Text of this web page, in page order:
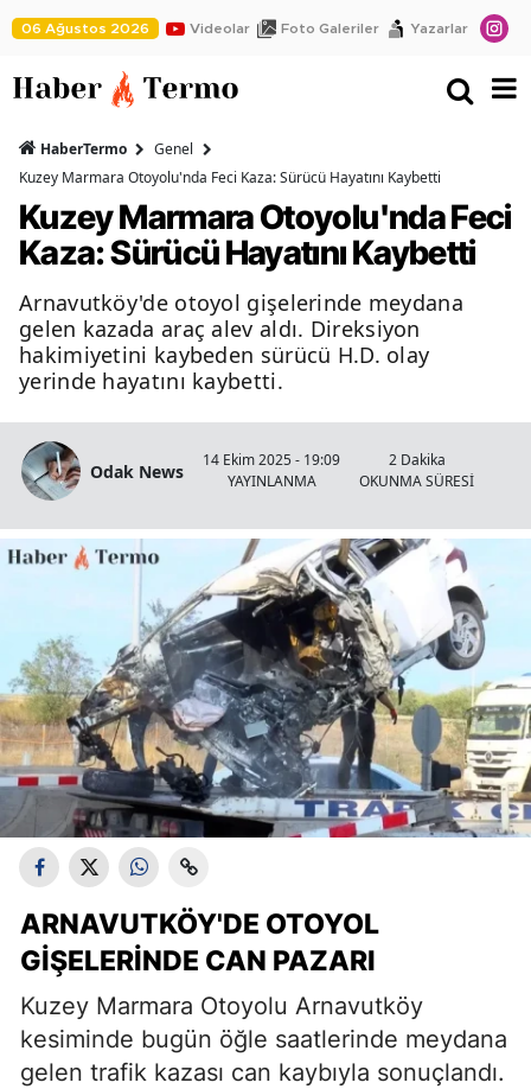
06 Ağustos 2026 Videolar Foto Galeriler Yazarlar
HaberTermo
Genel
Kuzey Marmara Otoyolu'nda Feci Kaza: Sürücü Hayatını Kaybetti
Kuzey Marmara Otoyolu'nda Feci
Kaza: Sürücü Hayatını Kaybetti
Arnavutköy'de otoyol gişelerinde meydana
gelen kazada araç alev aldı. Direksiyon
hakimiyetini kaybeden sürücü H.D. olay
yerinde hayatını kaybetti.
Odak News
14 Ekim 2025 - 19:09
YAYINLANMA
2 Dakika
OKUNMA SÜRESİ
ARNAVUTKÖY'DE OTOYOL
GIŞELERINDE CAN PAZARI
Kuzey Marmara Otoyolu Arnavutköy
kesiminde bugün öğle saatlerinde meydana
gelen trafik kazası can kaybıyla sonuçlandı.